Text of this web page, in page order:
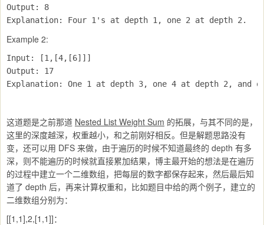
Output: 8
Example 2:
Input:
[1,[4,[6]]]
Output: 17
Explanation: One 1 at depth 3, one 4 at depth 2, and
这道题是之前那道 Nested List Weight Sum 的拓展，与其不同的是，
这里的深度越深，权重越小，和之前刚好相反。但是解题思路没有
变，还可以用 DFS 来做，由于遍历的时候不知道最终的 depth 有多
深，则不能遍历的时候就直接累加结果，博主最开始的想法是在遍历
的过程中建立一个二维数组，把每层的数字都保存起来，然后最后知
道了 depth 后，再来计算权重和，比如题目中给的两个例子，建立的
二维数组分别为：
[[1,1],2,[1,1]]：